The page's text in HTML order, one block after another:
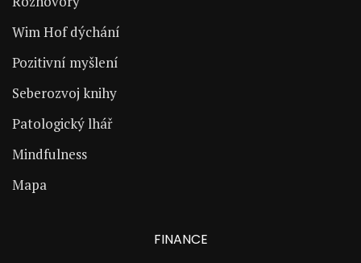
Wim Hof dýchání
Pozitivní myšlení
Seberozvoj knihy
Patologický lhář
Mindfulness
Mapa
FINANCE